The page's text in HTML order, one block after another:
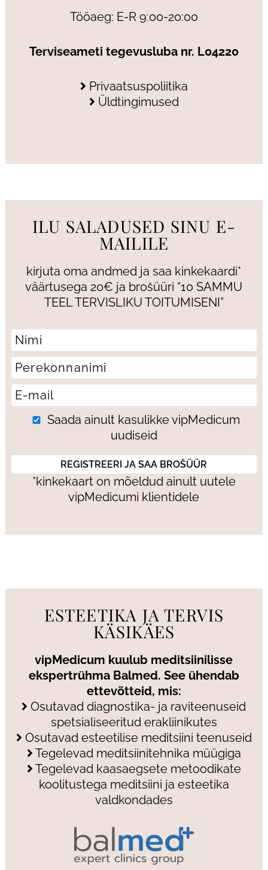
Tööaeg: E-R 9:00-20:00
Terviseameti tegevusluba nr. L04220
Privaatsuspoliitika
Üldtingimused
ILU SALADUSED SINU E-
MAILILE
kirjuta oma andmed ja saa kinkekaardi*
väärtusega 20€ ja brošüüri “10 SAMMU
TEEL TERVISLIKU TOITUMISENI”
Saada ainult kasulikke vipMedicum
uudiseid
*kinkekaart on mõeldud ainult uutele
vipMedicumi klientidele
ESTEETIKA JA TERVIS
KÄSIKÄES
vipMedicum kuulub meditsiinilisse
ekspertrühma Balmed. See ühendab
ettevõtteid, mis:
Osutavad diagnostika- ja raviteenuseid
spetsialiseeritud erakliinikutes
Osutavad esteetilise meditsiini teenuseid
Tegelevad meditsiinitehnika müügiga
Tegelevad kaasaegsete metoodikate
koolitustega meditsiini ja esteetika
valdkondades